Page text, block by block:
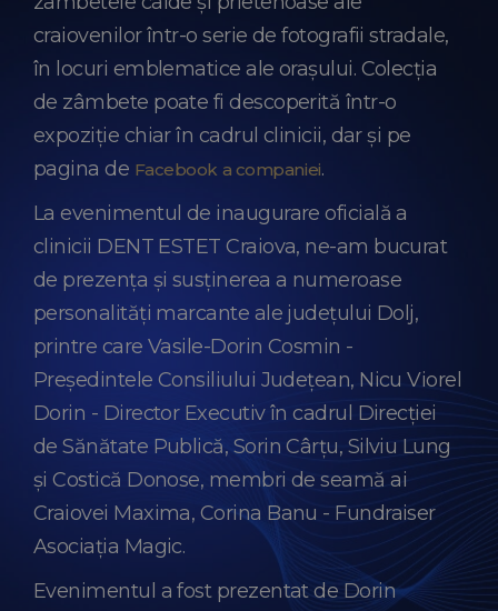
craiovenilor într-o serie de fotografii stradale,
în locuri emblematice ale orașului. Colecția
de zâmbete poate fi descoperită într-o
expoziție chiar în cadrul clinicii, dar și pe
pagina de Facebook a companiei.
La evenimentul de inaugurare oficială a
clinicii DENT ESTET Craiova, ne-am bucurat
de prezența și susținerea a numeroase
personalități marcante ale județului Dolj,
printre care Vasile-Dorin Cosmin -
Președintele Consiliului Județean, Nicu Viorel
Dorin - Director Executiv în cadrul Direcției
de Sănătate Publică, Sorin Cârțu, Silviu Lung
și Costică Donose, membri de seamă ai
Craiovei Maxima, Corina Banu - Fundraiser
Asociația Magic.
Evenimentul a fost prezentat de Dorin